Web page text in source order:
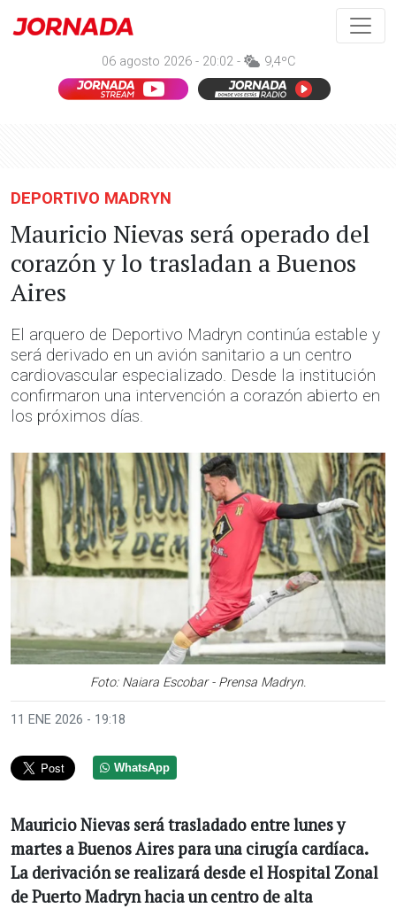
06 agosto 2026 - 20:02 - 9,4ºC
DEPORTIVO MADRYN
Mauricio Nievas será operado del
corazón y lo trasladan a Buenos
Aires
El arquero de Deportivo Madryn continúa estable y
será derivado en un avión sanitario a un centro
cardiovascular especializado. Desde la institución
confirmaron una intervención a corazón abierto en
los próximos días.
Foto: Naiara Escobar - Prensa Madryn.
11 ENE 2026 - 19:18
WhatsApp
Mauricio Nievas será trasladado entre lunes y
martes a Buenos Aires para una cirugía cardíaca.
La derivación se realizará desde el Hospital Zonal
de Puerto Madryn hacia un centro de alta